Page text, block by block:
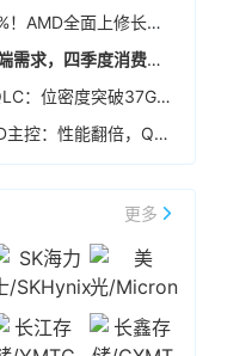
数据中心营收占比跃升至58%！AMD全面上修长期财务指引，2027年该板块营收将翻倍
CFM：存储成本飙升抑制终端需求，四季度消费级NAND行情恐承压
铠侠与闪迪联合发布332层QLC：位密度突破37Gb/mm²
Marvell发布 PCIe Gen6 SSD主控：性能翻倍，Q4送样
更多